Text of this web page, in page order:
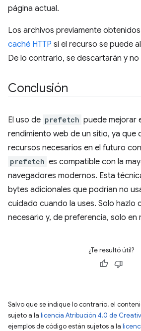
página actual.
Los archivos previamente
caché HTTP si el recurso se puede
De lo contrario, se descartarán y no
Conclusión
El uso de prefetch puede mejorar
rendimiento web de un sitio, ya que
recursos necesarios en el futuro
prefetch es compatible con la
navegadores modernos. Esta
bytes adicionales que podrían no
cuidado cuando la uses. Solo hazlo
necesario y, de preferencia, solo en
¿Te resultó útil?
Salvo que se indique lo contrario, el
sujeto a la licencia Atribución 4.0 de
ejemplos de código están sujetos a la